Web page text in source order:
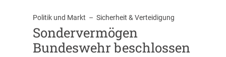
Politik und Markt
  –
Sicherheit & Verteidigung
Sondervermögen
Bundeswehr beschlossen